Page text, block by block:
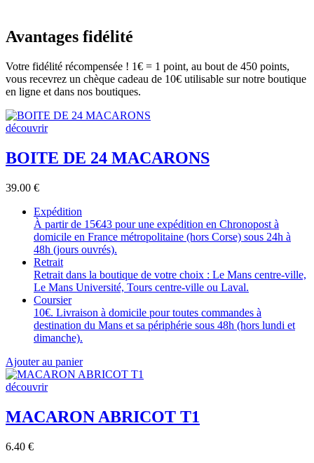
Avantages fidélité
Votre fidélité récompensée ! 1€ = 1 point, au bout de 450 points,
vous recevrez un chèque cadeau de 10€ utilisable sur notre boutique
en ligne et dans nos boutiques.
découvrir
BOITE DE 24 MACARONS
39.00 €
Expédition
À partir de 15€43 pour une expédition en Chronopost à
domicile en France métropolitaine (hors Corse) sous 24h à
48h (jours ouvrés).
Retrait
Retrait dans la boutique de votre choix : Le Mans centre-ville,
Le Mans Université, Tours centre-ville ou Laval.
Coursier
10€. Livraison à domicile pour toutes commandes à
destination du Mans et sa périphérie sous 48h (hors lundi et
dimanche).
Ajouter au panier
découvrir
MACARON ABRICOT T1
6.40 €